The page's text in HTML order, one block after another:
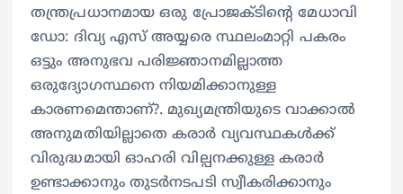
തന്ത്രപ്രധാനമായ ഒരു പ്രോജക്ടിന്റെ മേധാവി
ഡോ: ദിവ്യ എസ് അയ്യരെ സ്ഥലംമാറ്റി പകരം
ഒട്ടും അനുഭവ പരിജ്ഞാനമില്ലാത്ത
ഒരുദ്യോഗസ്ഥനെ നിയമിക്കാനുള്ള
കാരണമെന്താണ്?. മുഖ്യമന്ത്രിയുടെ വാക്കാൽ
അനുമതിയില്ലാതെ കരാർ വ്യവസ്ഥകൾക്ക്
വിരുദ്ധമായി ഓഹരി വില്പനക്കുള്ള കരാർ
ഉണ്ടാക്കാനും തുടർനടപടി സ്വീകരിക്കാനും